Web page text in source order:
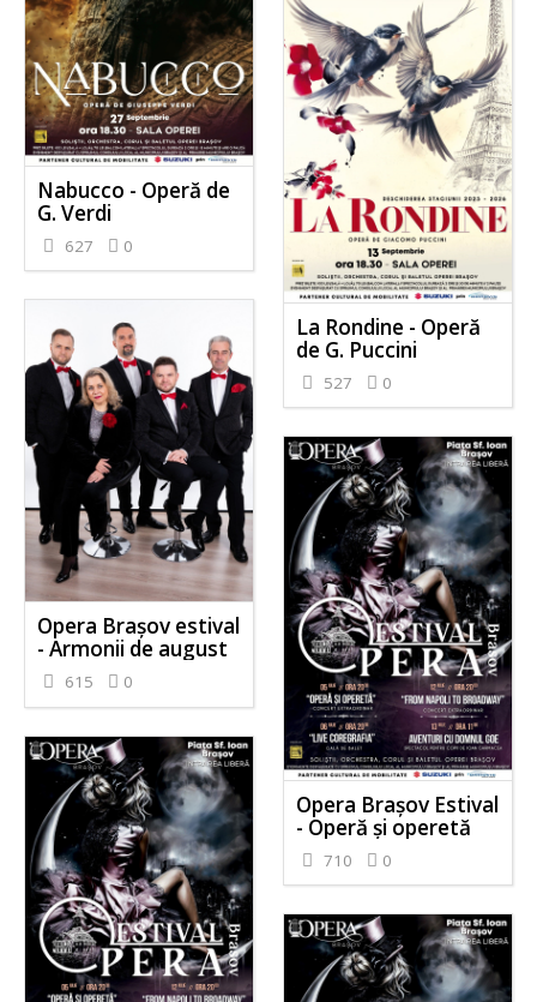
Nabucco - Operă de
G. Verdi
627 0
La Rondine - Operă
de G. Puccini
527 0
Opera Brașov estival
- Armonii de august
615 0
Opera Brașov Estival
- Operă și operetă
710 0